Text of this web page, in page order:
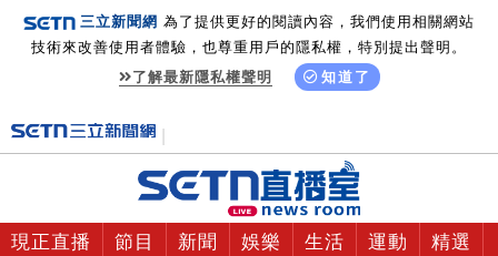
三立新聞網 為了提供更好的閱讀內容，我們使用相關網站
技術來改善使用者體驗，也尊重用戶的隱私權，特別提出聲明。
了解最新隱私權聲明
知道了
現正直播 節目 新聞 娛樂 生活 運動 精選